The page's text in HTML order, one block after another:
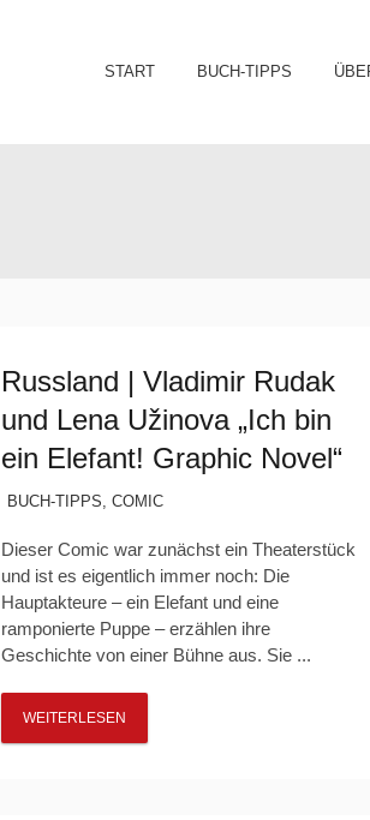
START BUCH-TIPPS
Russland | Vladimir Rudak
und Lena Užinova „Ich bin
ein Elefant! Graphic Novel“
BUCH-TIPPS, COMIC
Dieser Comic war zunächst ein Theaterstück
und ist es eigentlich immer noch: Die
Hauptakteure – ein Elefant und eine
ramponierte Puppe – erzählen ihre
Geschichte von einer Bühne aus. Sie ...
WEITERLESEN